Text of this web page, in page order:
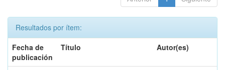
Resultados por ítem:
Fecha de
publicación
Título Autor(es)